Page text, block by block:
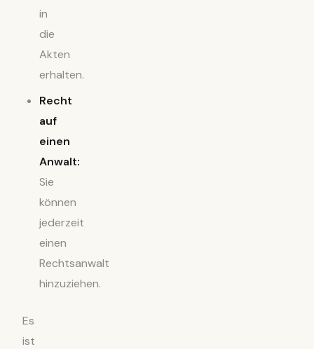
in
die
Akten
erhalten.
Recht
auf
einen
Anwalt:
Sie
können
jederzeit
einen
Rechtsanwalt
hinzuziehen.
Es
ist